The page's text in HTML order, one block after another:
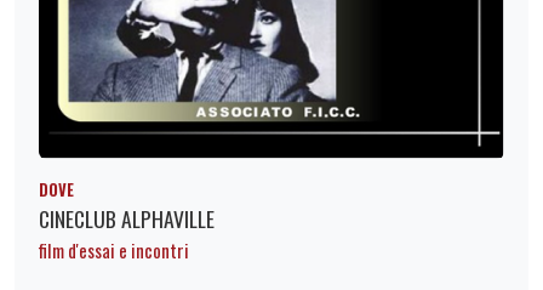
DOVE
CINECLUB ALPHAVILLE
film d'essai e incontri